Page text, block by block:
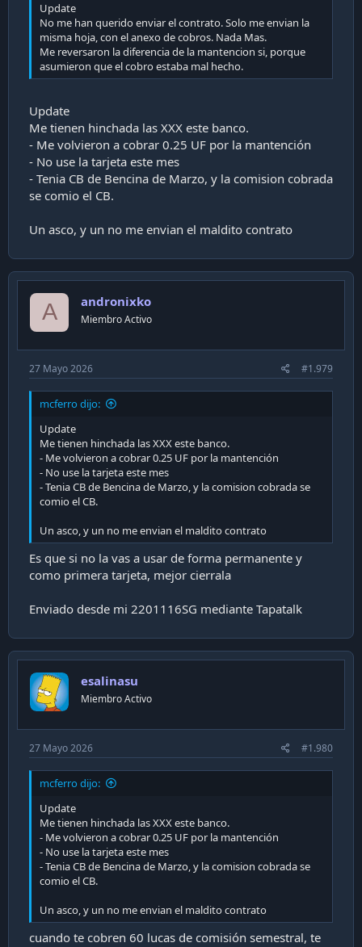
Update
No me han querido enviar el contrato. Solo me envian la
misma hoja, con el anexo de cobros. Nada Mas.
Me reversaron la diferencia de la mantencion si, porque
asumieron que el cobro estaba mal hecho.
Update
Me tienen hinchada las XXX este banco.
- Me volvieron a cobrar 0.25 UF por la mantención
- No use la tarjeta este mes
- Tenia CB de Bencina de Marzo, y la comision cobrada
se comio el CB.
Un asco, y un no me envian el maldito contrato
A andronixko
Miembro Activo
27 Mayo 2026 #1.979
mcferro dijo:
Update
Me tienen hinchada las XXX este banco.
- Me volvieron a cobrar 0.25 UF por la mantención
- No use la tarjeta este mes
- Tenia CB de Bencina de Marzo, y la comision cobrada se
comio el CB.
Un asco, y un no me envian el maldito contrato
Es que si no la vas a usar de forma permanente y
como primera tarjeta, mejor cierrala
Enviado desde mi 2201116SG mediante Tapatalk
esalinasu
Miembro Activo
27 Mayo 2026 #1.980
mcferro dijo:
Update
Me tienen hinchada las XXX este banco.
- Me volvieron a cobrar 0.25 UF por la mantención
- No use la tarjeta este mes
- Tenia CB de Bencina de Marzo, y la comision cobrada se
comio el CB.
Un asco, y un no me envian el maldito contrato
cuando te cobren 60 lucas de comisión semestral, te